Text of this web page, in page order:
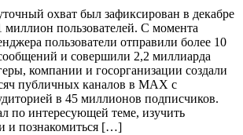
охват был зафиксирован в декабре
миллион пользователей. С момента
пользователи отправили более 10
и совершили 2,2 миллиарда
компании и госорганизации создали
публичных каналов в МАХ с
в 45 миллионов подписчиков.
по интересующей теме, изучить
и познакомиться […]